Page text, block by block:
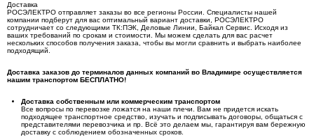
Доставка
РОСЭЛЕКТРО отправляет заказы во все регионы России. Специалисты нашей
компании подберут для вас оптимальный вариант доставки, РОСЭЛЕКТРО
сотрудничает со следующими ТК:ПЭК, Деловые Линии, Байкал Сервис. Исходя из
ваших требований по срокам и стоимости. Мы можем сделать для вас расчет
нескольких способов получения заказа, чтобы вы могли сравнить и выбрать наиболее
подходящий.
Доставка заказов до терминалов данных компаний во Владимире осуществляется
нашим транспортом БЕСПЛАТНО!
Доставка собственным или коммерческим транспортом
Все вопросы по перевозке ложатся на наши плечи. Вам не придется искать
подходящее транспортное средство, изучать и подписывать договоры, общаться с
представителями перевозчика и пр. Всё это делаем мы, гарантируя вам бережную
доставку с соблюдением обозначенных сроков.